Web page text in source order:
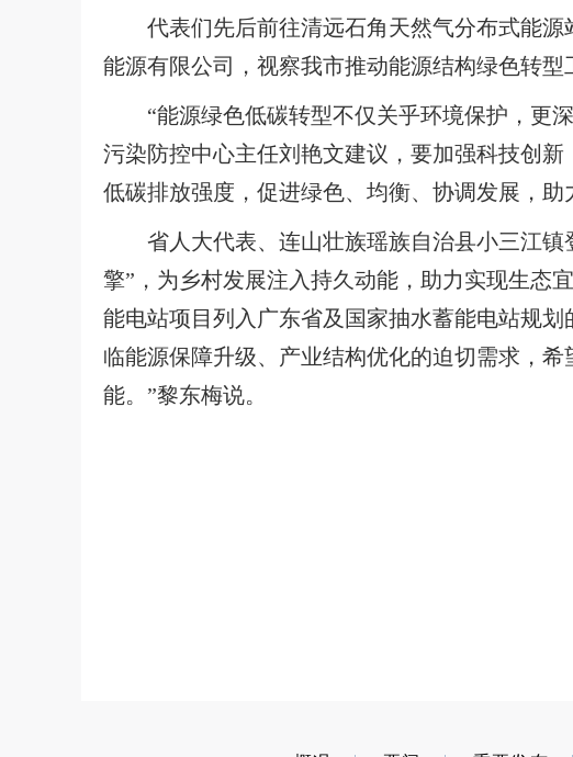
代表们先后前往清远石角天然气分布式能
能源有限公司，视察我市推动能源结构绿色转型
“能源绿色低碳转型不仅关乎环境保护，更
污染防控中心主任刘艳文建议，要加强科技创
低碳排放强度，促进绿色、均衡、协调发展，助
省人大代表、连山壮族瑶族自治县小三江
擎”，为乡村发展注入持久动能，助力实现生态
能电站项目列入广东省及国家抽水蓄能电站规
临能源保障升级、产业结构优化的迫切需求，
能。”黎东梅说。